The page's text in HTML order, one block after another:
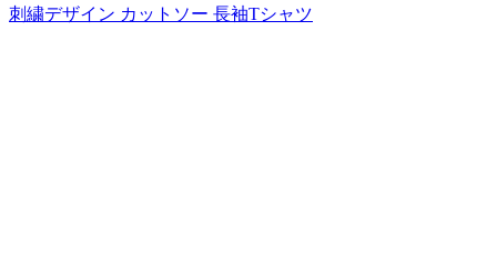
刺繍デザイン カットソー 長袖Tシャツ